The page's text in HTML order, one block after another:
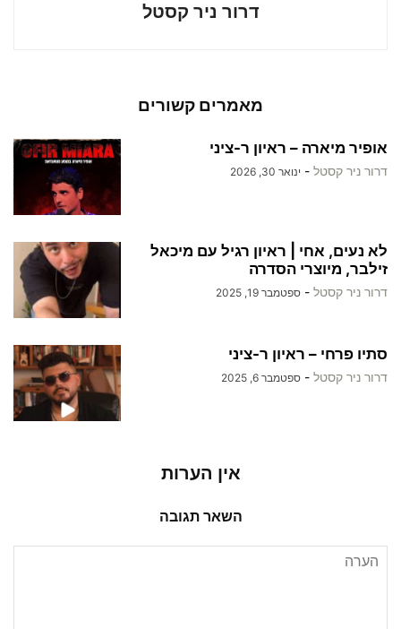
דרור ניר קסטל
מאמרים קשורים
אופיר מיארה – ראיון ר-ציני
דרור ניר קסטל - ינואר 30, 2026
לא נעים, אחי | ראיון רגיל עם מיכאל
זילבר, מיוצרי הסדרה
דרור ניר קסטל - ספטמבר 19, 2025
סתיו פרחי – ראיון ר-ציני
דרור ניר קסטל - ספטמבר 6, 2025
אין הערות
השאר תגובה